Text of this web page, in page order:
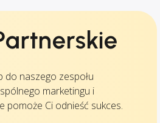
do naszego zespołu
marketingu i
pomoże Ci odnieść sukces.